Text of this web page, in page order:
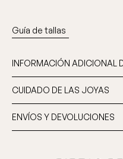
Guía de tallas
INFORMACIÓN ADICIONAL
CUIDADO DE LAS JOYAS
ENVÍOS Y DEVOLUCIONES